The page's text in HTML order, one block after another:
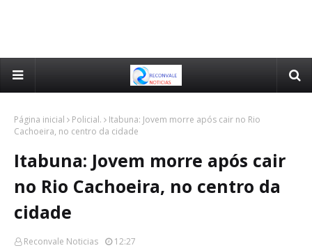
Página inicial Policial.
Itabuna: Jovem morre após cair no Rio
Cachoeira, no centro da cidade
Itabuna: Jovem morre após cair
no Rio Cachoeira, no centro da
cidade
Reconvale Noticias 12:27